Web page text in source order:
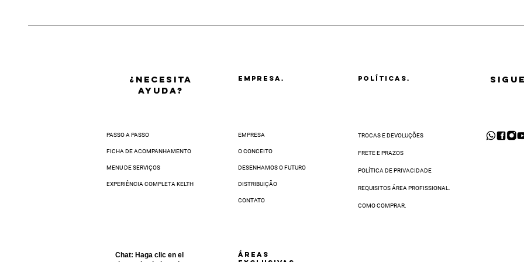
O prazo de entrega varia de acordo com a região.
32 dias úteis.
¿NECESITA
AYUDA?
Chat: Haga clic en el
EMPRESA. POLÍTICAS.
ÁREAS
EMPRESA
O CONCEITO
DESENHAMOS O FUTURO
DISTRIBUIÇÃO
CONTATO
TROCAS E DEVOLUÇÕES
FRETE E PRAZOS
POLÍTICA DE PRIVACIDADE
REQUISITOS ÁREA PROFISSIONAL.
COMO COMPRAR.
PASSO A PASSO
FICHA DE ACOMPANHAMENTO
MENU DE SERVIÇOS
EXPERIÊNCIA COMPLETA KELTH